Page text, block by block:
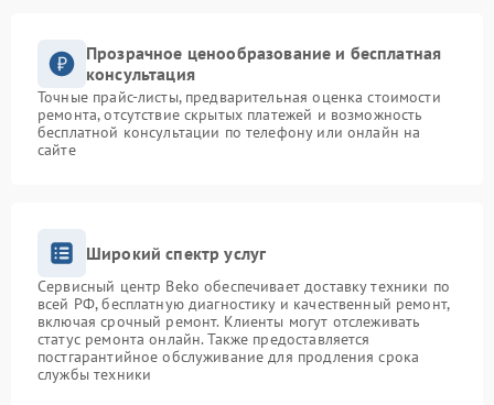
Прозрачное ценообразование и бесплатная
консультация
Точные прайс-листы, предварительная оценка стоимости
ремонта, отсутствие скрытых платежей и возможность
бесплатной консультации по телефону или онлайн на
сайте
Широкий спектр услуг
Сервисный центр Beko обеспечивает доставку техники по
всей РФ, бесплатную диагностику и качественный ремонт,
включая срочный ремонт. Клиенты могут отслеживать
статус ремонта онлайн. Также предоставляется
постгарантийное обслуживание для продления срока
службы техники